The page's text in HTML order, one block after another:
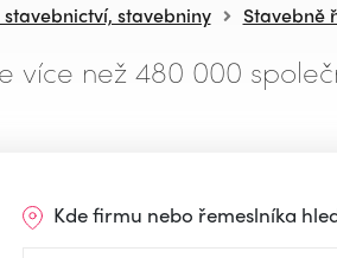
stavebnictví, stavebniny Stavebně
více než 480 000
Kde firmu nebo řemeslníka